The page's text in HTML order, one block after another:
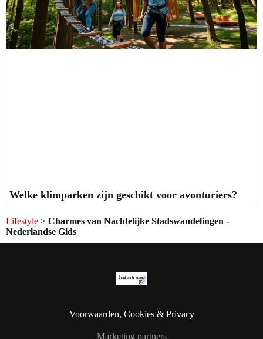
Welke klimparken zijn geschikt voor avonturiers?
Lifestyle > Charmes van Nachtelijke Stadswandelingen -
Nederlandse Gids
Voorwaarden, Cookies & Privacy
Marketing partners